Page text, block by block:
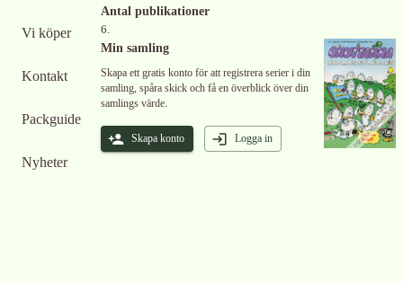
Vi köper
Kontakt
Packguide
Nyheter
Antal publikationer
6.
Min samling
Skapa ett gratis konto för att registrera serier i din
samling, spåra skick och få en överblick över din
samlings värde.
Skapa konto Logga in